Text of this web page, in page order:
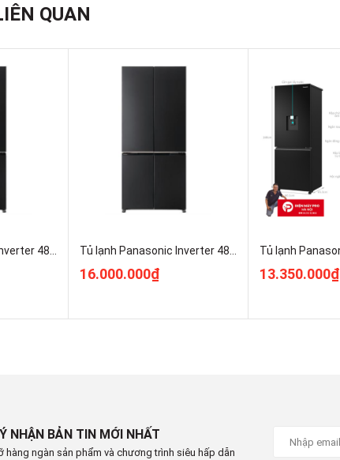
Đồng + Thép mạ kẽm. Chất liệu dàn lạnh bằng Nhôm
Econavi
QUAN
Tủ lạnh Panasonic Inverter 487 lít Multi Door NR-XZ550CWKV Điện Máy Pro Hà Nội Giá Rẻ Nhất Tủ lạnh Panasonic Inverter 487 lít Multi Door NR-XZ550CWKV Kho Điện Máy Pro Giá Rẻ Nhất
16.000.000₫ 13.350.000₫
NHẬN BẢN TIN MỚI NHẤT
hàng ngàn sản phẩm và chương trình siêu hấp dẫn